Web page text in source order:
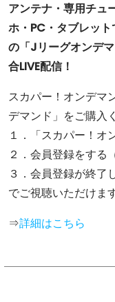
アンテナ・専用チュ
ホ・PC・タブレッ
の「Jリーグオンデ
合LIVE配信！
スカパー！オンデマ
デマンド」をご購入
１．「スカパー！オ
２．会員登録をする
３．会員登録が終了
でご視聴いただけます
⇒詳細はこちら